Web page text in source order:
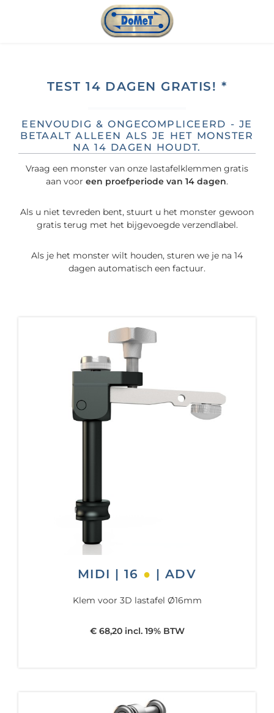
Ga naar de hoofdinhoud
TEST 14 DAGEN GRATIS! *
EENVOUDIG & ONGECOMPLICEERD - JE
BETAALT ALLEEN ALS JE HET MONSTER
NA 14 DAGEN HOUDT.
Vraag een monster van onze lastafelklemmen gratis
aan voor een proefperiode van 14 dagen.
Als u niet tevreden bent, stuurt u het monster gewoon
gratis terug met het bijgevoegde verzendlabel.
Als je het monster wilt houden, sturen we je na 14
dagen automatisch een factuur.
MIDI | 16 ● | ADV
Klem voor 3D lastafel Ø16mm
€ 68,20 incl. 19% BTW